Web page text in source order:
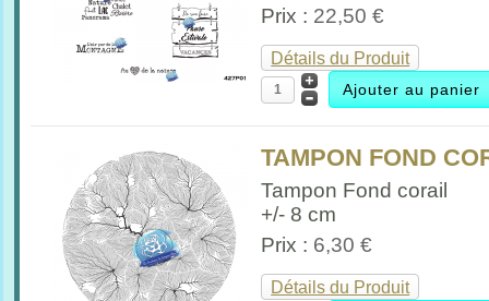
Prix : 22,50 €
Détails du Produit
TAMPON FOND
Tampon Fond corail
+/- 8 cm
Prix : 6,30 €
Détails du Produit